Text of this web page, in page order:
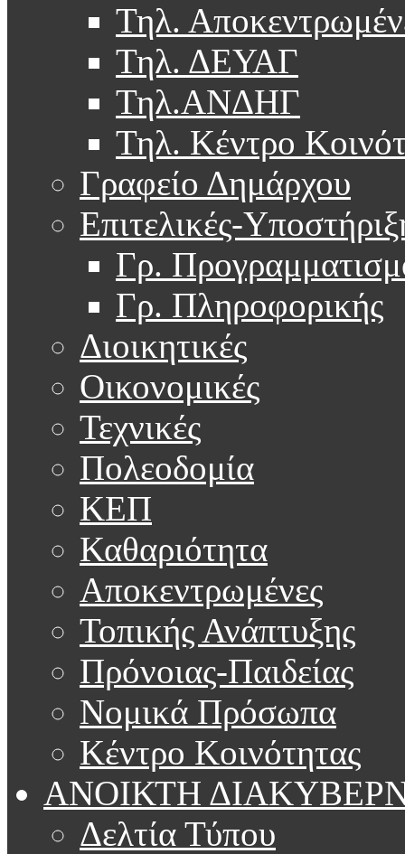
Τηλ.
Τηλ. ΔΕΥΑΓ
Τηλ.ΑΝΔΗΓ
Τηλ. Κέντρο
Γραφείο Δημάρχου
Επιτελικές-
Γρ.
Γρ. Πληροφορικής
Διοικητικές
Οικονομικές
Τεχνικές
Πολεοδομία
ΚΕΠ
Καθαριότητα
Αποκεντρωμένες
Τοπικής Ανάπτυξης
Πρόνοιας-Παιδείας
Νομικά Πρόσωπα
Κέντρο Κοινότητας
ΑΝΟΙΚΤΗ
Δελτία Τύπου